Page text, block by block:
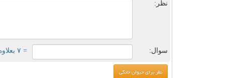
نظر:
سوال: = ۷ بعلاوه ۱